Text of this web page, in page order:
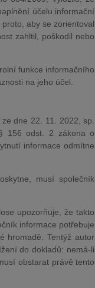
účelu informační
aby se zorientoval
zahltil, poškodil nebo
funkce informačního
na jeho účel.
dne 22. 11. 2022, sp.
156 odst. 2 zákona o
informace odmítne
musí společník
upozorňuje, že takto
informace potřebuje
hromadě. Tentýž autor
do dokladů: nemá-li
obstarat právě tento